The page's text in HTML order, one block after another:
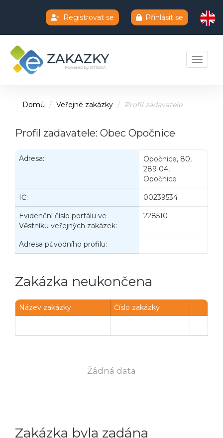
Registrovat se Přihlásit se
Toggle
Domů Veřejné zakázky Profil zadavatele
Profil zadavatele: Obec Opočnice
Adresa:
Opočnice, 80,
289 04,
Opočnice
IČ: 00239534
Evidenční číslo portálu ve
Věstníku veřejných zakázek:
228510
Adresa původního profilu:
Zakázka neukončena
Název zakázky Číslo zakázky
Žádná data
Zakázka byla zadána
Chatbot e-zakazky